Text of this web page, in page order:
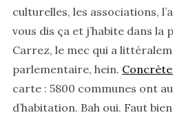
culturelles, les associations,
vous dis ça et j’habite dans la
Carrez, le mec qui a
parlementaire, hein.
carte : 5800 communes ont
d’habitation. Bah oui. Faut